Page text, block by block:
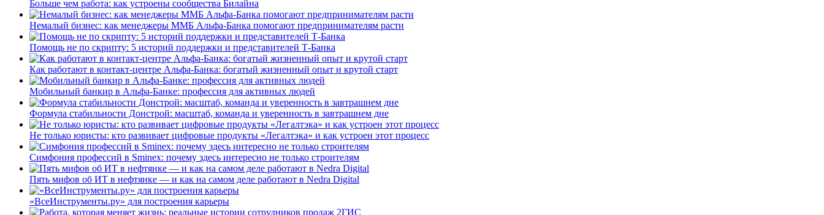
Больше чем работа: как устроены сообщества Билайна
Немалый бизнес: как менеджеры ММБ Альфа-Банка помогают предпринимателям расти
Помощь не по скрипту: 5 историй поддержки и представителей Т-Банка
Как работают в контакт-центре Альфа-Банка: богатый жизненный опыт и крутой старт
Мобильный банкир в Альфа-Банке: профессия для активных людей
Формула стабильности Донстрой: масштаб, команда и уверенность в завтрашнем дне
Не только юристы: кто развивает цифровые продукты «Легалтэка» и как устроен этот процесс
Симфония профессий в Sminex: почему здесь интересно не только строителям
Пять мифов об ИТ в нефтянке — и как на самом деле работают в Nedra Digital
«ВсеИнструменты.ру» для построения карьеры